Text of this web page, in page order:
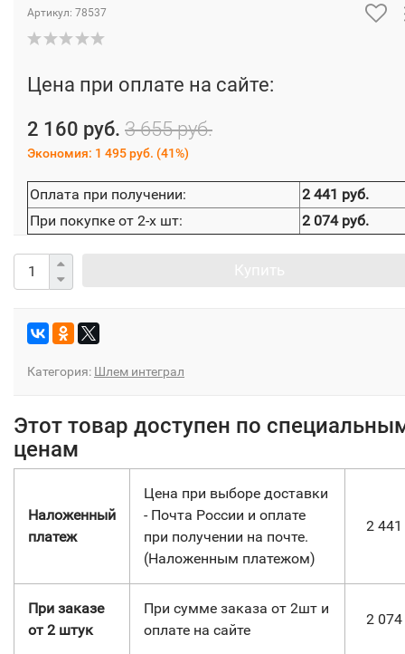
Артикул: 78537
Цена при оплате на сайте:
2 160 руб. 3 655 руб.
Экономия: 1 495 руб. (41%)
Оплата при получении:
2 441 руб.
При покупке от 2-х шт:
2 074 руб.
Категория: Шлем интеграл
Этот товар доступен по
ценам
Наложенный
платеж
Цена при выборе доставки
- Почта России и оплате
при получении на почте.
(Наложенным платежом)
2 441
При заказе
от 2 штук
При сумме заказа от 2шт и
оплате на сайте
2 074